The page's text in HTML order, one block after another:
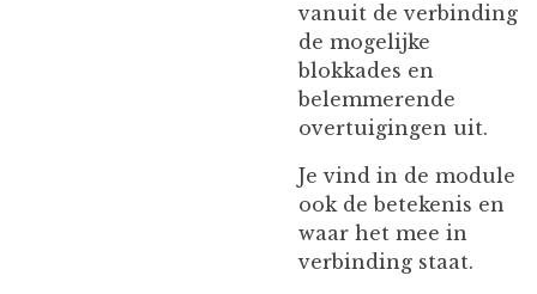
vanuit de verbinding
de mogelijke
blokkades en
belemmerende
overtuigingen uit.
Je vind in de module
ook de betekenis en
waar het mee in
verbinding staat.